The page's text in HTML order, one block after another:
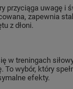
przyciąga uwagę i
zapewnia
z dłoni.
w treningach
wybór, który
efekty.